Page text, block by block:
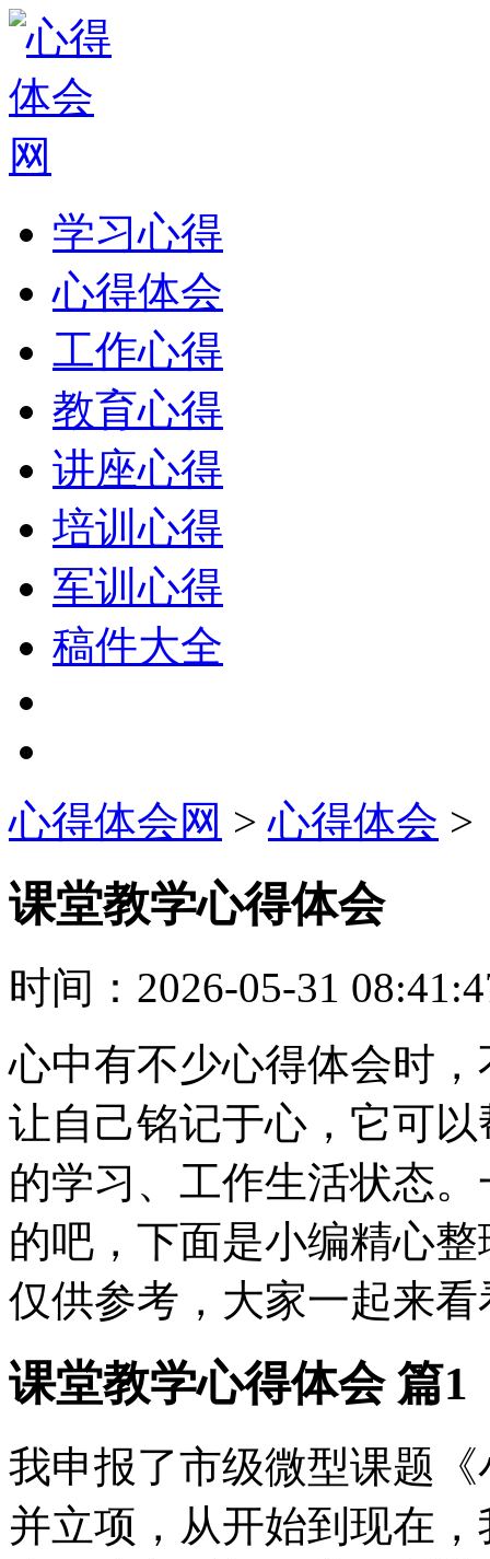
学习心得
心得体会
工作心得
教育心得
讲座心得
培训心得
军训心得
稿件大全
心得体会网 >心得体会 >
课堂教学心得体会
时间： 2026-05-31
心中有不少心得体会时
让自己铭记于心，它可
的学习、工作生活状态
的吧，下面是小编精心
仅供参考，大家一起来看
课堂教学心得体会 篇1
我申报了市级微型课题
并立项，从开始到现在